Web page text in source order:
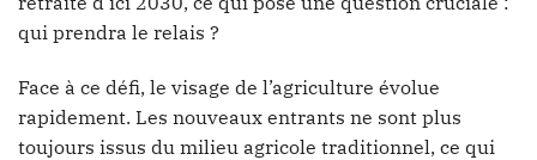
qui prendra le relais ?
Face à ce défi, le visage de l’agriculture évolue
rapidement. Les nouveaux entrants ne sont plus
toujours issus du milieu agricole traditionnel, ce qui